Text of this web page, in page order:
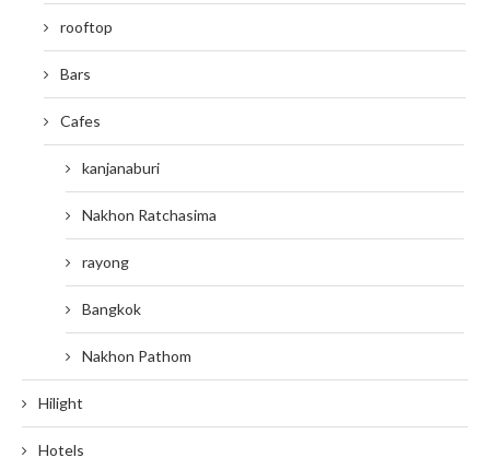
rooftop
Bars
Cafes
kanjanaburi
Nakhon Ratchasima
rayong
Bangkok
Nakhon Pathom
Hilight
Hotels